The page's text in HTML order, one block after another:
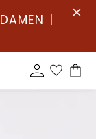
DAMEN |